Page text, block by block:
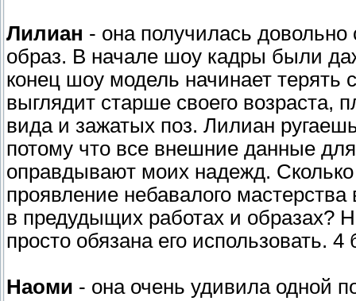
Лилиан - она получилась
образ. В начале шоу кадры были
конец шоу модель начинает
выглядит старше своего возраста,
вида и зажатых поз. Лилиан
потому что все внешние данные
оправдывают моих надежд.
проявление небавалого
в предудыщих работах и образах?
просто обязана его использовать. 4
Наоми - она очень удивила одной